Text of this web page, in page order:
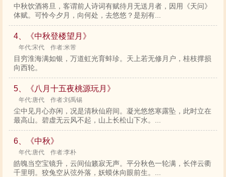
中秋饮酒将旦，客谓前人诗词有赋待月无送月者，因用《天问》
体赋。可怜今夕月，向何处，去悠悠？是别有...
4、《中秋登楼望月》
年代:宋代 作者:米芾
目穷淮海满如银，万道虹光育蚌珍。天上若无修月户，桂枝撑损
向西轮。
5、《八月十五夜桃源玩月》
年代:唐代 作者:刘禹锡
尘中见月心亦闲，况是清秋仙府间。凝光悠悠寒露坠，此时立在
最高山。碧虚无云风不起，山上长松山下水。...
6、《中秋》
年代:唐代 作者:李朴
皓魄当空宝镜升，云间仙籁寂无声。平分秋色一轮满，长伴云衢
千里明。狡兔空从弦外落，妖蟆休向眼前生。...